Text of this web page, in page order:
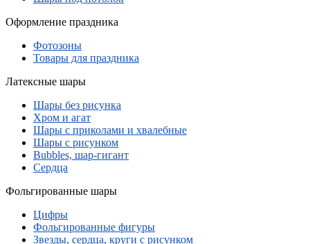
Оформление праздника
Фотозоны
Товары для праздника
Латексные шары
Шары без рисунка
Хром и агат
Шары с приколами и хвалебные
Шары с рисунком
Bubbles, шар-гигант
Сердца
Фольгированные шары
Цифры
Фольгированные фигуры
Звезды, сердца, круги с рисунком